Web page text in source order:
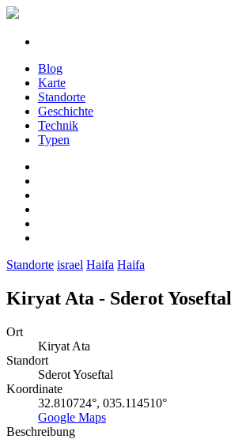
Blog
Karte
Standorte
Geschichte
Technik
Typen
Standorte israel Haifa Haifa
Kiryat Ata - Sderot Yoseftal
Ort
Kiryat Ata
Standort
Sderot Yoseftal
Koordinate
32.810724°, 035.114510°
Google Maps
Beschreibung